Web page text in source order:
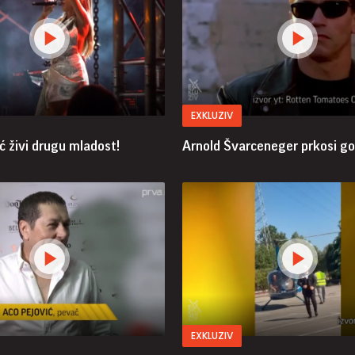
živi drugu mladost!
EXKLUZIV
Arnold Švarceneger prkosi
EXKLUZIV